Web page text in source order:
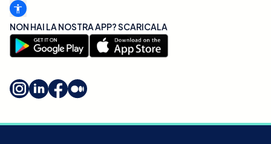
NON HAI LA NOSTRA APP? SCARICALA